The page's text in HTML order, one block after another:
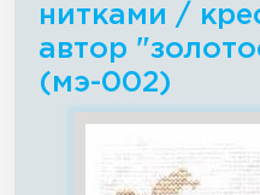
нитками /
автор
(мэ-002)